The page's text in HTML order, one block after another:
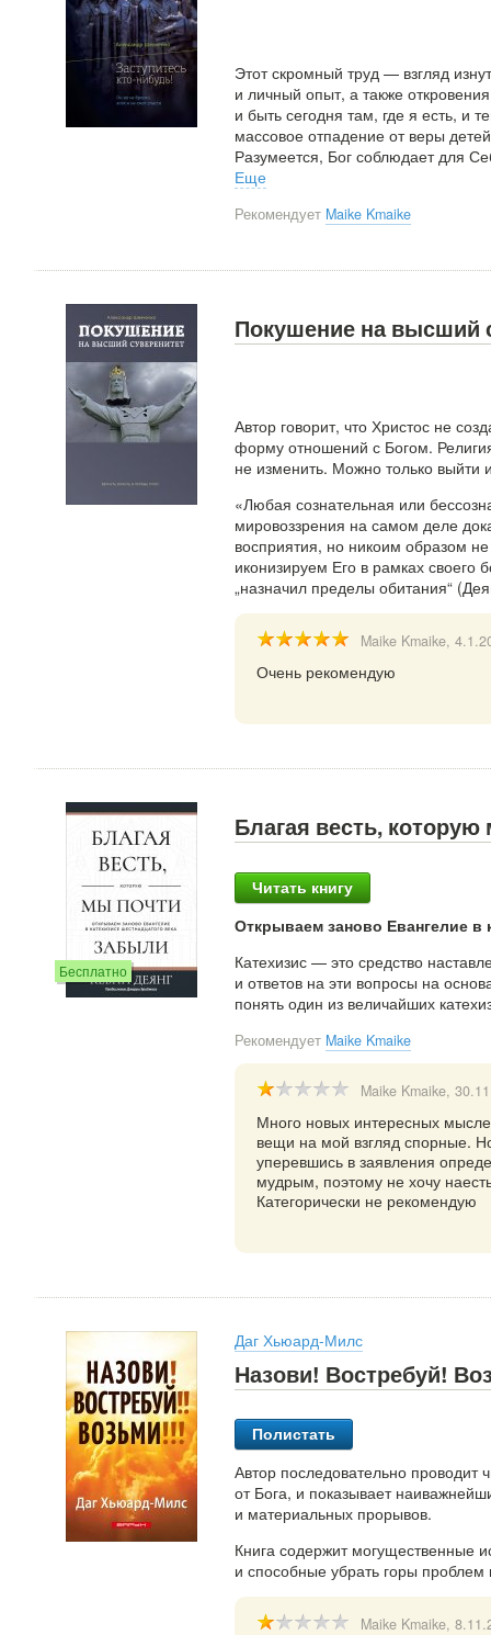
Этот скромный труд — взгляд
и личный опыт, а также
и быть сегодня там, где я есть, и
массовое отпадение от веры
Разумеется, Бог соблюдает для
Еще
Рекомендует Maike Kmaike
Покушение на высший
Автор говорит, что Христос не
форму отношений с Богом.
не изменить. Можно только выйти
«Любая сознательная или
мировоззрения на самом деле
восприятия, но никоим образом
иконизируем Его в рамках
„назначил пределы обитания“
Maike Kmaike,
Очень рекомендую
Бесплатно
Благая весть,
Читать книгу
Открываем заново Евангелие в
Катехизис — это средство
и ответов на эти вопросы на
понять один из величайших
Рекомендует Maike Kmaike
Maike Kmaike,
Много новых интересных
вещи на мой взгляд спорные.
уперевшись в заявления
мудрым, поэтому не хочу
Категорически не рекомендую
Даг Хьюард-Милс
Назови! Востребуй!
Полистать
Автор последовательно проводит
от Бога, и показывает
и материальных прорывов.
Книга содержит могущественные
и способные убрать горы
Maike Kmaike,